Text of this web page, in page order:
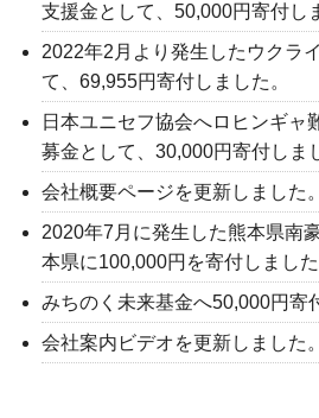
支援金として、50,000円寄付し
2022年2月より発生したウクラ
て、69,955円寄付しました。
日本ユニセフ協会へロヒンギャ
募金として、30,000円寄付しま
会社概要ページを更新しました。
2020年7月に発生した熊本県南
本県に100,000円を寄付しました
みちのく未来基金へ50,000円寄
会社案内ビデオを更新しました。